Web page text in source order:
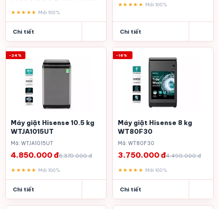
★★★★★ Mới 100%
Chi tiết
★★★★★ Mới 100%
Chi tiết
-24%
Máy giặt Hisense 10.5 kg
WTJA1015UT
Mã: WTJA1015UT
6.370.000 đ
4.850.000 đ
★★★★★ Mới 100%
Chi tiết
-16%
Máy giặt Hisense 8 kg
WT80F30
Mã: WT80F30
4.490.000 đ
3.750.000 đ
★★★★★ Mới 100%
Chi tiết